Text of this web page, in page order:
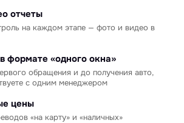
отчеты
на каждом этапе — фото и видео в
формате «одного окна»
обращения и до получения авто,
с одним менеджером
цены
«на карту» и «наличных»